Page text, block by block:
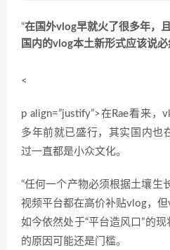
“在国外vlog早就火了很多年，
国内的vlog本土新形式应该说
<
p align=”justify”>在Rae看来，
多年前就已盛行，其实国内也
过一直都是小众文化。
“任何一个产物必须根据土壤生
视频平台都在高价补贴vlog，但
如今依然处于“平台造风口”的
的原因可能还是门槛。